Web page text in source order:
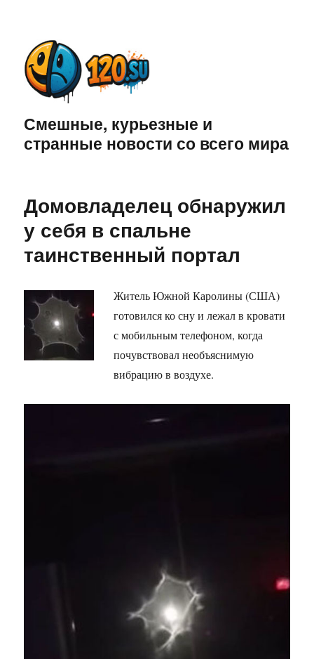
Смешные, курьезные и
странные новости со всего мира
Домовладелец обнаружил
у себя в спальне
таинственный портал
Житель Южной Каролины (США)
готовился ко сну и лежал в кровати
с мобильным телефоном, когда
почувствовал необъяснимую
вибрацию в воздухе.